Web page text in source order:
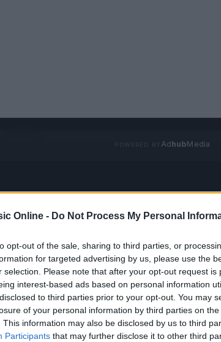
Online - Do Not Process My Personal
opt-out of the sale, sharing to third parties, or
for targeted advertising by us, please use the
selection. Please note that after your opt-out request is
interest-based ads based on personal information
to third parties prior to your opt-out. You may
of your personal information by third parties on the
This information may also be disclosed by us to third
Participants that may further disclose it to other third
POWERED BY AdhubMedia
la comunità
si riunirà per un evento di beneficenza
Questa iniziativa, organizzata da Casa
Caritas diocesana, Agesci, Pro loco